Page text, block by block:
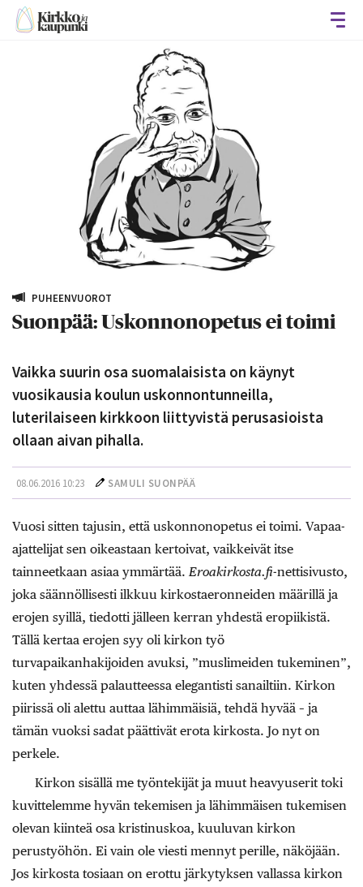
PUHEENVUOROT
Suonpää: Uskonnonopetus ei toimi
Vaikka suurin osa suomalaisista on käynyt
vuosikausia koulun uskonnontunneilla,
luterilaiseen kirkkoon liittyvistä perusasioista
ollaan aivan pihalla.
08.06.2016 10:23 SAMULI SUONPÄÄ
Vuosi sitten tajusin, että uskonnonopetus ei toimi. Vapaa-
ajattelijat sen oikeastaan kertoivat, vaikkeivät itse
tainneetkaan asiaa ymmärtää. Eroakirkosta.fi-nettisivusto,
joka säännöllisesti ilkkuu kirkostaeronneiden määrillä ja
erojen syillä, tiedotti jälleen kerran yhdestä eropiikistä.
Tällä kertaa erojen syy oli kirkon työ
turvapaikanhakijoiden avuksi, ”muslimeiden tukeminen”,
kuten yhdessä palautteessa elegantisti sanailtiin. Kirkon
piirissä oli alettu auttaa lähimmäisiä, tehdä hyvää – ja
tämän vuoksi sadat päättivät erota kirkosta. Jo nyt on
perkele.
Kirkon sisällä me työntekijät ja muut heavyuserit toki
kuvittelemme hyvän tekemisen ja lähimmäisen tukemisen
olevan kiinteä osa kristinuskoa, kuuluvan kirkon
perustyöhön. Ei vain ole viesti mennyt perille, näköjään.
Jos kirkosta tosiaan on erottu järkytyksen vallassa kirkon